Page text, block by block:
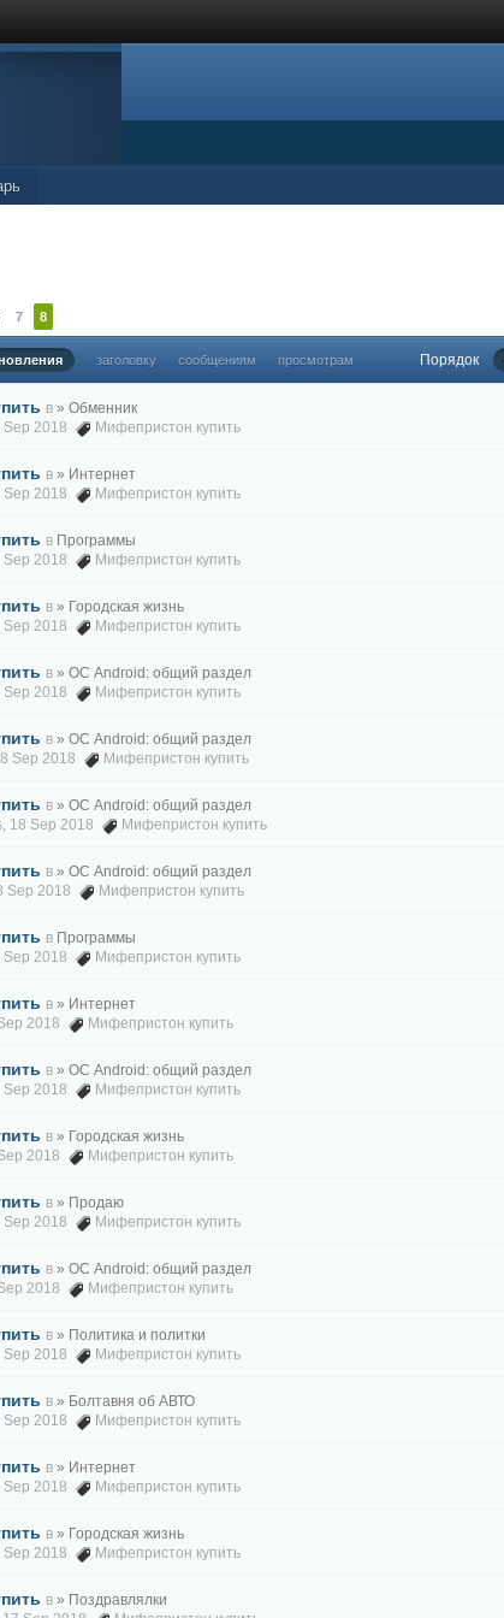
7 8
заголовку сообщениям просмотрам Порядок
в » Обменник
Sep 2018 Мифепристон купить
в » Интернет
Sep 2018 Мифепристон купить
в Программы
Sep 2018 Мифепристон купить
в » Городская жизнь
Sep 2018 Мифепристон купить
в » ОС Android: общий раздел
Sep 2018 Мифепристон купить
в » ОС Android: общий раздел
Sep 2018 Мифепристон купить
в » ОС Android: общий раздел
, 18 Sep 2018 Мифепристон купить
в » ОС Android: общий раздел
Sep 2018 Мифепристон купить
в Программы
Sep 2018 Мифепристон купить
в » Интернет
2018 Мифепристон купить
в » ОС Android: общий раздел
Sep 2018 Мифепристон купить
в » Городская жизнь
2018 Мифепристон купить
в » Продаю
Sep 2018 Мифепристон купить
в » ОС Android: общий раздел
2018 Мифепристон купить
в » Политика и политки
Sep 2018 Мифепристон купить
в » Болтавня об АВТО
Sep 2018 Мифепристон купить
в » Интернет
Sep 2018 Мифепристон купить
в » Городская жизнь
Sep 2018 Мифепристон купить
в » Поздравлялки